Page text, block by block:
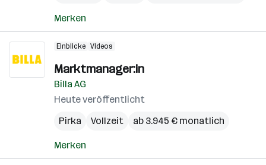
Merken
Einblicke Videos
Marktmanager:in
Billa AG
Heute veröffentlicht
Pirka
Vollzeit ab 3.945 € monatlich
Merken